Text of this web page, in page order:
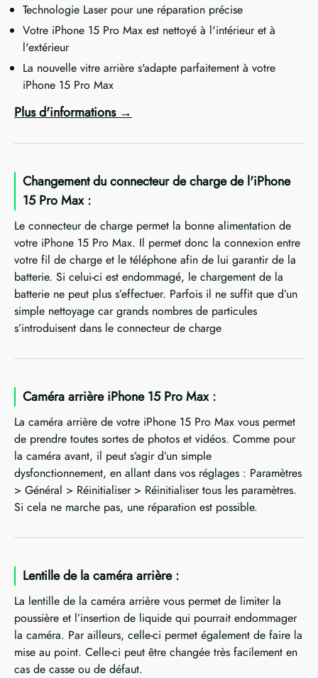
Technologie Laser pour une réparation précise
Votre iPhone 15 Pro Max est nettoyé à l'intérieur et à
l'extérieur
La nouvelle vitre arrière s'adapte parfaitement à votre
iPhone 15 Pro Max
Plus d'informations
Changement du connecteur de charge de l'iPhone
15 Pro Max :
Le connecteur de charge permet la bonne alimentation de
votre iPhone 15 Pro Max. Il permet donc la connexion entre
votre fil de charge et le téléphone afin de lui garantir de la
batterie. Si celui-ci est endommagé, le chargement de la
batterie ne peut plus s’effectuer. Parfois il ne suffit que d’un
simple nettoyage car grands nombres de particules
s’introduisent dans le connecteur de charge
Caméra arrière iPhone 15 Pro Max :
La caméra arrière de votre iPhone 15 Pro Max vous permet
de prendre toutes sortes de photos et vidéos. Comme pour
la caméra avant, il peut s’agir d’un simple
dysfonctionnement, en allant dans vos réglages : Paramètres
> Général > Réinitialiser > Réinitialiser tous les paramètres.
Si cela ne marche pas, une réparation est possible.
Lentille de la caméra arrière :
La lentille de la caméra arrière vous permet de limiter la
poussière et l’insertion de liquide qui pourrait endommager
la caméra. Par ailleurs, celle-ci permet également de faire la
mise au point. Celle-ci peut être changée très facilement en
cas de casse ou de défaut.